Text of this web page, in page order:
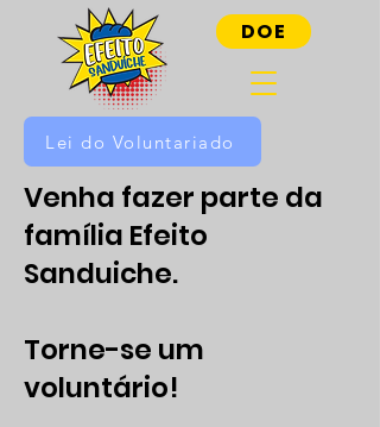
DOE
Lei do Voluntariado
Venha fazer parte da
família Efeito
Sanduiche.
Torne-se um
voluntário!